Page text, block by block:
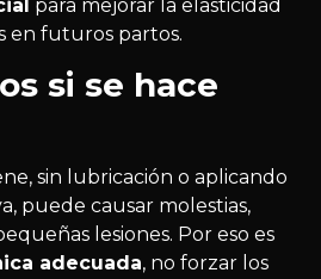
para mejorar la elasticidad
en futuros partos.
si se hace
sin lubricación o aplicando
puede causar molestias,
lesiones. Por eso es
adecuada, no forzar los